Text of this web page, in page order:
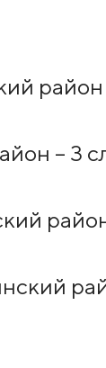
район
– 3